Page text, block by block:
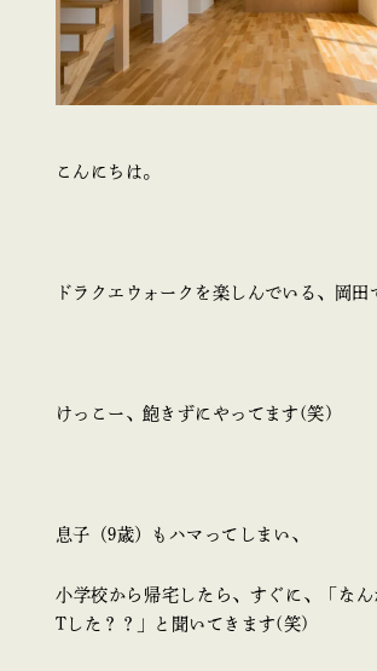
こんにちは。
ドラクエウォークを楽しんでいる、岡田
けっこー、飽きずにやってます(笑)
息子（9歳）もハマってしまい、
小学校から帰宅したら、すぐに、「な
Tした？？」と聞いてきます(笑)